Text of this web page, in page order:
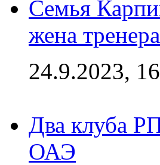
Семья
жена
24.9.2023,
Два клуба
ОАЭ